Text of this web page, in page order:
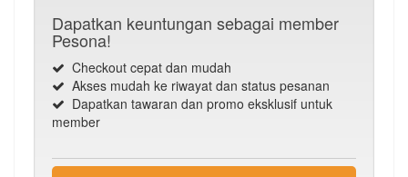
Dapatkan keuntungan sebagai member
Pesona!
Checkout cepat dan mudah
Akses mudah ke riwayat dan status pesanan
Dapatkan tawaran dan promo eksklusif untuk
member